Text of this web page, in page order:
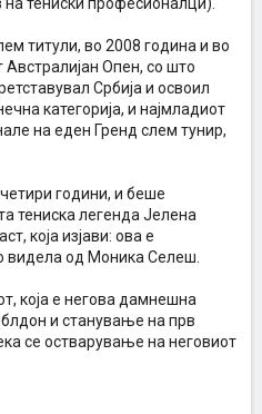
титули, во 2008 година и во
Опен, со што
Србија и освоил
категорија, и најмладиот
на еден Гренд слем тунир,
години, и беше
тениска легенда Јелена
која изјави: ова е
видела од Моника Селеш.
која е негова дамнешна
и станување на прв
се остварување на неговиот